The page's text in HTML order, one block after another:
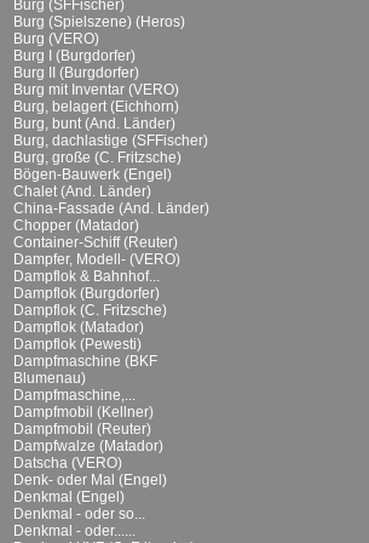
Burg (SFFischer)
Burg (Spielszene) (Heros)
Burg (VERO)
Burg I (Burgdorfer)
Burg II (Burgdorfer)
Burg mit Inventar (VERO)
Burg, belagert (Eichhorn)
Burg, bunt (And. Länder)
Burg, dachlastige (SFFischer)
Burg, große (C. Fritzsche)
Bögen-Bauwerk (Engel)
Chalet (And. Länder)
China-Fassade (And. Länder)
Chopper (Matador)
Container-Schiff (Reuter)
Dampfer, Modell- (VERO)
Dampflok & Bahnhof...
Dampflok (Burgdorfer)
Dampflok (C. Fritzsche)
Dampflok (Matador)
Dampflok (Pewesti)
Dampfmaschine (BKF
Blumenau)
Dampfmaschine,...
Dampfmobil (Kellner)
Dampfmobil (Reuter)
Dampfwalze (Matador)
Datscha (VERO)
Denk- oder Mal (Engel)
Denkmal (Engel)
Denkmal - oder so...
Denkmal - oder......